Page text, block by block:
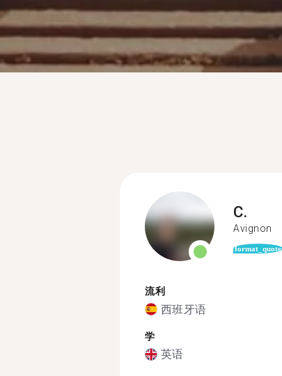
C.
Avignon
format_quote
流利
西班牙语
学
英语